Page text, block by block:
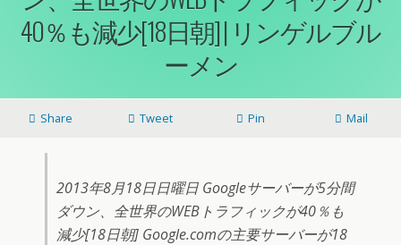
40％も減少[18日朝] | リンゲルブル
ーメン
Share Tweet Pin Mail
2013年8月18日日曜日 Googleサーバーが5分間
ダウン、全世界のWEBトラフィックが40％も
減少[18日朝] Google.comの主要サーバーが18